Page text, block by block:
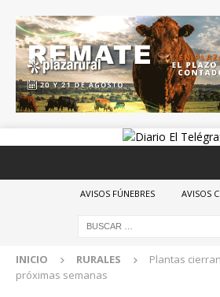
AVISOS FÚNEBRES AVISOS
INICIO RURALES
Plantas
próximas semanas